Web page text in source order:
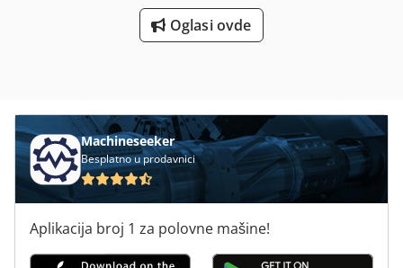
Oglasi ovde
Machineseeker
Besplatno u prodavnici
Aplikacija broj 1 za polovne mašine!